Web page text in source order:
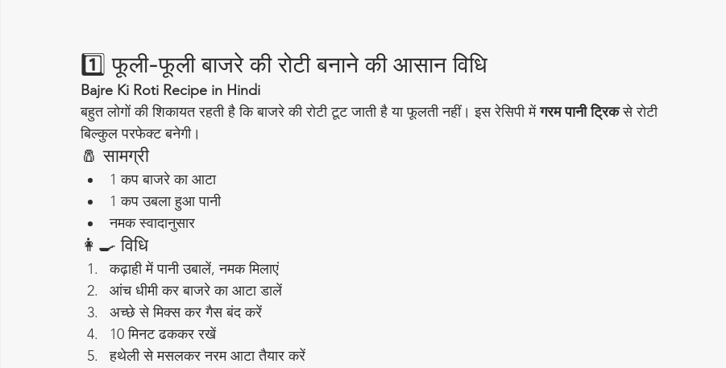
1️⃣ फूली-फूली बाजरे की रोटी बनाने की आसान विधि
Bajre Ki Roti Recipe in Hindi
बहुत लोगों की शिकायत रहती है कि बाजरे की रोटी टूट जाती है या फूलती नहीं। इस रेसिपी में गरम पानी ट्रिक से रोटी
बिल्कुल परफेक्ट बनेगी।
🧂 सामग्री
1 कप बाजरे का आटा
1 कप उबला हुआ पानी
नमक स्वादानुसार
👩‍🍳 विधि
कढ़ाही में पानी उबालें, नमक मिलाएं
आंच धीमी कर बाजरे का आटा डालें
अच्छे से मिक्स कर गैस बंद करें
10 मिनट ढककर रखें
हथेली से मसलकर नरम आटा तैयार करें